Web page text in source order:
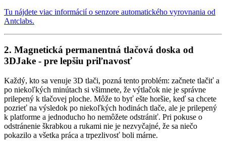
Tu nájdete viac informácií o senzore automatického vyrovnania od
Antclabs.
2. Magnetická permanentná tlačová doska od
3DJake - pre lepšiu priľnavosť
Každý, kto sa venuje 3D tlači, pozná tento problém: začnete tlačiť a
po niekoľkých minútach si všimnete, že výtlačok nie je správne
prilepený k tlačovej ploche. Môže to byť ešte horšie, keď sa chcete
pozrieť na výsledok po niekoľkých hodinách tlače, ale je prilepený
k platforme a jednoducho ho nemôžete odstrániť. Pri pokuse o
odstránenie škrabkou a rukami nie je nezvyčajné, že sa niečo
pokazilo a všetka práca a trpezlivosť boli márne.